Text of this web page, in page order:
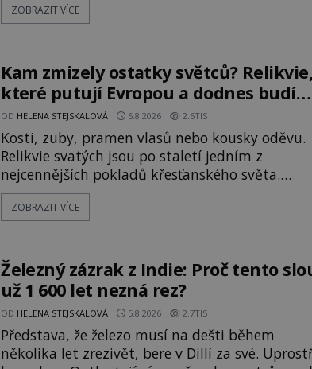
klidné místo se mění v dějiště podivné noční
moře do Bari. Je to zbožná záchrana před
nebezpečím, nebo promyšlená krádež,
ZOBRAZIT VÍCE
Kam zmizely ostatky světců? Relikvie,
které putují Evropou a dodnes budí
úžas
OD HELENA STEJSKALOVÁ 6.8.2026 2.6TIS
Kosti, zuby, pramen vlasů nebo kousky oděvu.
Relikvie svatých jsou po staletí jedním z
nejcennějších pokladů křesťanského světa.
Některé mají pečlivě doloženou historii, jiné
provází záhady, krádeže i nečekané objevy. Jejich
středověké Evropě mají relikvie mimořádnou
hodnotu. Nejsou jen předmětem úcty
ZOBRAZIT VÍCE
Železný zázrak z Indie: Proč tento
už 1 600 let nezná rez?
OD HELENA STEJSKALOVÁ 5.8.2026 2.7TIS
Představa, že železo musí na dešti během
několika let zrezivět, bere v Dillí za své.